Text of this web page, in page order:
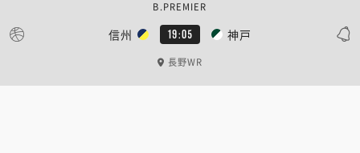
信州 19:05 神戸
B.PREMIER
長野WR